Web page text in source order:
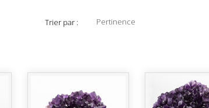
Trier par : Pertinence